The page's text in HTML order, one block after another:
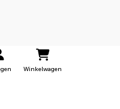
Winkelwagen